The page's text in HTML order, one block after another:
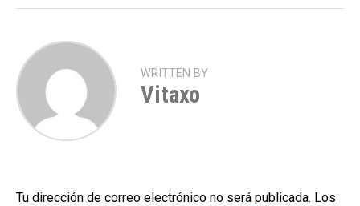
WRITTEN BY
Vitaxo
Tu dirección de correo electrónico no será publicada. Los